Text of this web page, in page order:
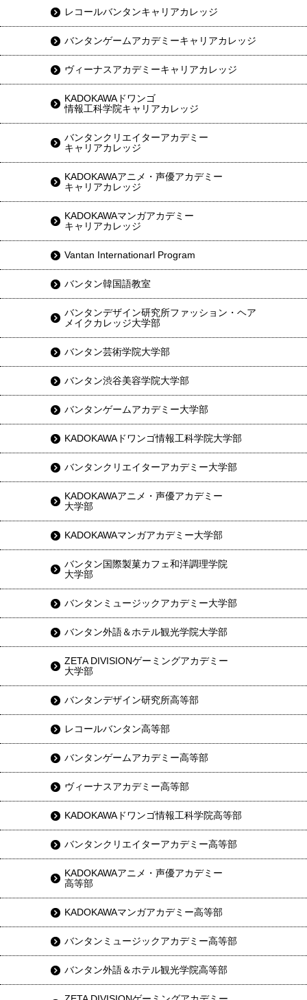
レコールバンタンキャリアカレッジ
バンタンゲームアカデミーキャリアカレッジ
ヴィーナスアカデミーキャリアカレッジ
KADOKAWAドワンゴ
情報工科学院キャリアカレッジ
バンタンクリエイターアカデミー
キャリアカレッジ
KADOKAWAアニメ・声優アカデミー
キャリアカレッジ
KADOKAWAマンガアカデミー
キャリアカレッジ
Vantan Internationarl Program
バンタン韓国語教室
バンタンデザイン研究所ファッション・ヘア
メイクカレッジ大学部
バンタン芸術学院大学部
バンタン渋谷美容学院大学部
バンタンゲームアカデミー大学部
KADOKAWAドワンゴ情報工科学院大学部
バンタンクリエイターアカデミー大学部
KADOKAWAアニメ・声優アカデミー
大学部
KADOKAWAマンガアカデミー大学部
バンタン国際製菓カフェ和洋調理学院
大学部
バンタンミュージックアカデミー大学部
バンタン外語＆ホテル観光学院大学部
ZETA DIVISIONゲーミングアカデミー
大学部
バンタンデザイン研究所高等部
レコールバンタン高等部
バンタンゲームアカデミー高等部
ヴィーナスアカデミー高等部
KADOKAWAドワンゴ情報工科学院高等部
バンタンクリエイターアカデミー高等部
KADOKAWAアニメ・声優アカデミー
高等部
KADOKAWAマンガアカデミー高等部
バンタンミュージックアカデミー高等部
バンタン外語＆ホテル観光学院高等部